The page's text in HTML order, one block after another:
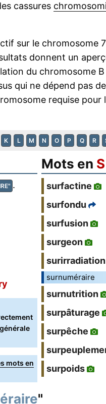
cassures
sur le chromosome
donnent un
du chromosome
qui ne dépend pas
requise
K L M N O P Q R
.
mots en
Mots en S
surfactine
surfondu
surfusion
surgeon
surirradiation
surnuméraire
surnutrition
surpâturage
surpêche
surpoids
"